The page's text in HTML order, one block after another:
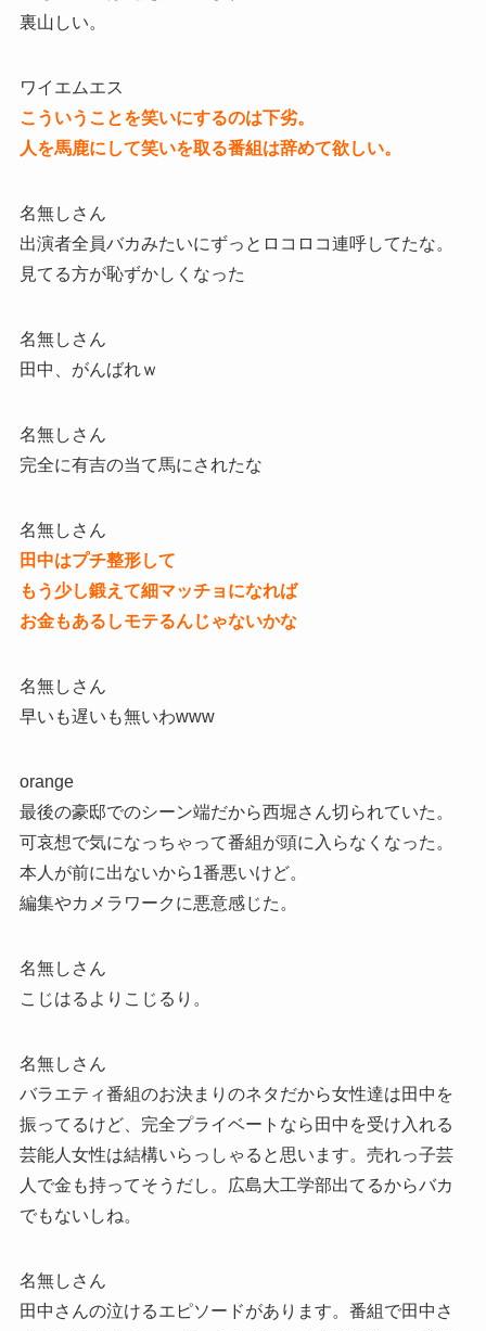
裏山しい。
ワイエムエス
こういうことを笑いにするのは下劣。
人を馬鹿にして笑いを取る番組は辞めて欲しい。
名無しさん
出演者全員バカみたいにずっとロコロコ連呼してたな。
見てる方が恥ずかしくなった
名無しさん
田中、がんばれｗ
名無しさん
完全に有吉の当て馬にされたな
名無しさん
田中はプチ整形して
もう少し鍛えて細マッチョになれば
お金もあるしモテるんじゃないかな
名無しさん
早いも遅いも無いわwww
orange
最後の豪邸でのシーン端だから西堀さん切られていた。
可哀想で気になっちゃって番組が頭に入らなくなった。
本人が前に出ないから1番悪いけど。
編集やカメラワークに悪意感じた。
名無しさん
こじはるよりこじるり。
名無しさん
バラエティ番組のお決まりのネタだから女性達は田中を
振ってるけど、完全プライベートなら田中を受け入れる
芸能人女性は結構いらっしゃると思います。売れっ子芸
人で金も持ってそうだし。広島大工学部出てるからバカ
でもないしね。
名無しさん
田中さんの泣けるエピソードがあります。番組で田中さ